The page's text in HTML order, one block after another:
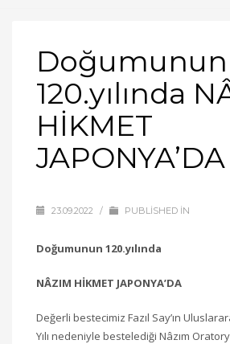
Doğumunun
120.yılında
HİKMET
JAPONYA’DA
23.09.2022 / PUBLISHED IN
Doğumunun 120.yılında
NÂZIM HİKMET JAPONYA’DA
Değerli bestecimiz Fazıl Say’ın
Yılı nedeniyle bestelediği Nâzım